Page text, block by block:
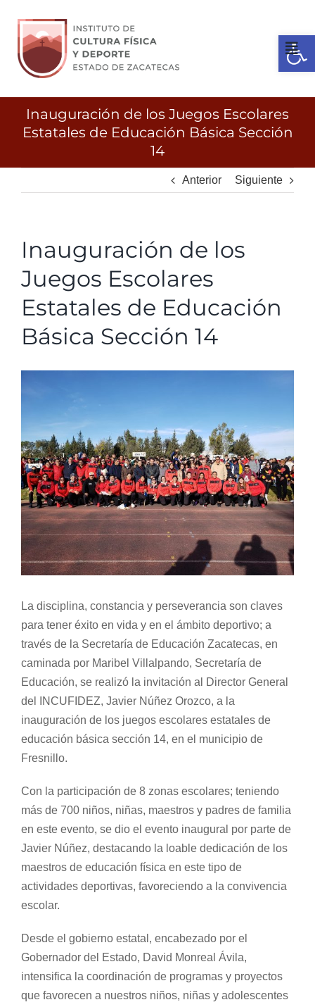
contenido
Transparencia
Normativa Interna
Rendición de Cuentas
Comité de Ética
Comité de Igualdad
Sala de Prensa
Inauguración de los Juegos Escolares
Estatales de Educación Básica Sección
14
Anterior Siguiente
Inauguración de los
Juegos Escolares
Estatales de Educación
Básica Sección 14
La disciplina, constancia y perseverancia son claves
para tener éxito en vida y en el ámbito deportivo; a
través de la Secretaría de Educación Zacatecas, en
caminada por Maribel Villalpando, Secretaría de
Educación, se realizó la invitación al Director General
del INCUFIDEZ, Javier Núñez Orozco, a la
inauguración de los juegos escolares estatales de
educación básica sección 14, en el municipio de
Fresnillo.
Con la participación de 8 zonas escolares; teniendo
más de 700 niños, niñas, maestros y padres de familia
en este evento, se dio el evento inaugural por parte de
Javier Núñez, destacando la loable dedicación de los
maestros de educación física en este tipo de
actividades deportivas, favoreciendo a la convivencia
escolar.
Desde el gobierno estatal, encabezado por el
Gobernador del Estado, David Monreal Ávila,
intensifica la coordinación de programas y proyectos
que favorecen a nuestros niños, niñas y adolescentes